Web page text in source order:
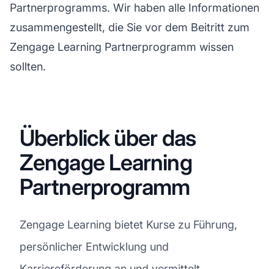
Partnerprogramms. Wir haben alle Informationen
zusammengestellt, die Sie vor dem Beitritt zum
Zengage Learning Partnerprogramm wissen
sollten.
Überblick über das
Zengage Learning
Partnerprogramm
Zengage Learning bietet Kurse zu Führung,
persönlicher Entwicklung und